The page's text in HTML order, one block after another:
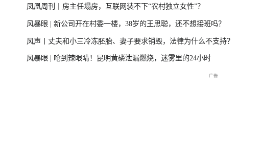
凤凰周刊丨房主任塌房，互联网装不下“农村独立女性”？
风暴眼 | 新公司开在村委一楼，38岁的王思聪，还不想接班吗？
风声丨丈夫和小三冷冻胚胎、妻子要求销毁，法律为什么不支持？
风暴眼 | 呛到辣眼睛！昆明黄磷泄漏燃烧，迷雾里的24小时
经济运行情况
最新进展